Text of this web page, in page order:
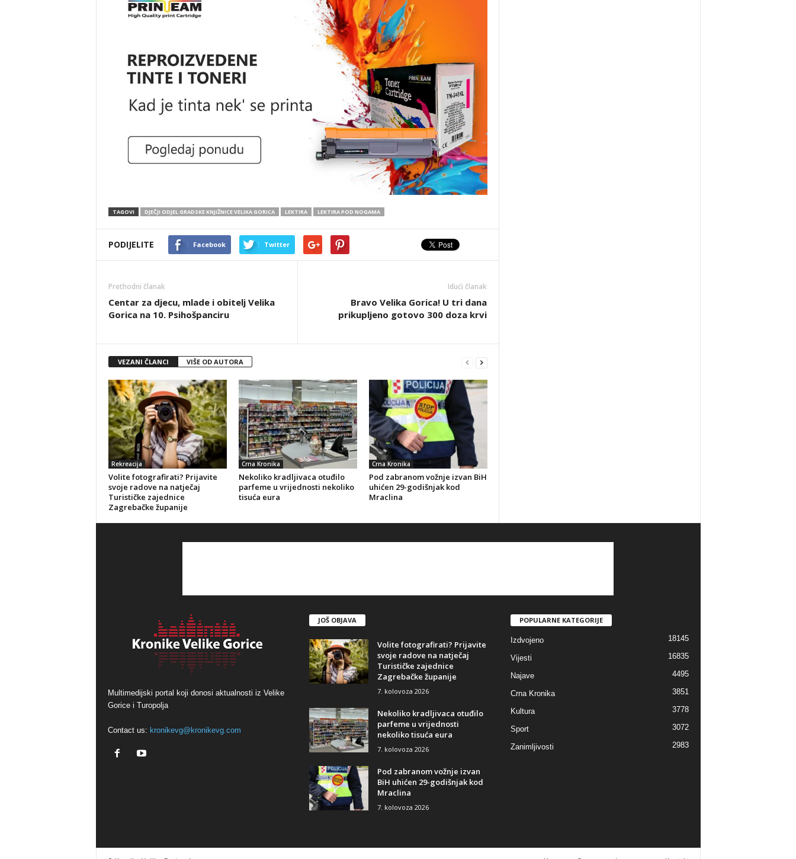
TAGOVI DJEČJI ODJEL GRADSKE KNJIŽNICE VELIKA GORICA LEKTIRA LEKTIRA POD NOGAMA
PODIJELITE Facebook Twitter
Prethodni članak
Centar za djecu, mlade i obitelj Velika
Gorica na 10. Psihošpanciru
Idući članak
Bravo Velika Gorica! U tri dana
prikupljeno gotovo 300 doza krvi
VEZANI ČLANCI VIŠE OD AUTORA
Rekreacija
Volite fotografirati? Prijavite
svoje radove na natječaj
Turističke zajednice
Zagrebačke županije
Crna Kronika
Nekoliko kradljivaca otuđilo
parfeme u vrijednosti nekoliko
tisuća eura
Crna Kronika
Pod zabranom vožnje izvan BiH
uhićen 29-godišnjak kod
Mraclina
Multimedijski portal koji donosi aktualnosti iz Velike
Gorice i Turopolja
Contact us: kronikevg@kronikevg.com
JOŠ OBJAVA
Volite fotografirati? Prijavite
svoje radove na natječaj
Turističke zajednice
Zagrebačke županije
7. kolovoza 2026
Nekoliko kradljivaca otuđilo
parfeme u vrijednosti
nekoliko tisuća eura
7. kolovoza 2026
Pod zabranom vožnje izvan
BiH uhićen 29-godišnjak kod
Mraclina
7. kolovoza 2026
POPULARNE KATEGORIJE
Izdvojeno 18145
Vijesti 16835
Najave 4495
Crna Kronika 3851
Kultura 3778
Sport 3072
Zanimljivosti 2983